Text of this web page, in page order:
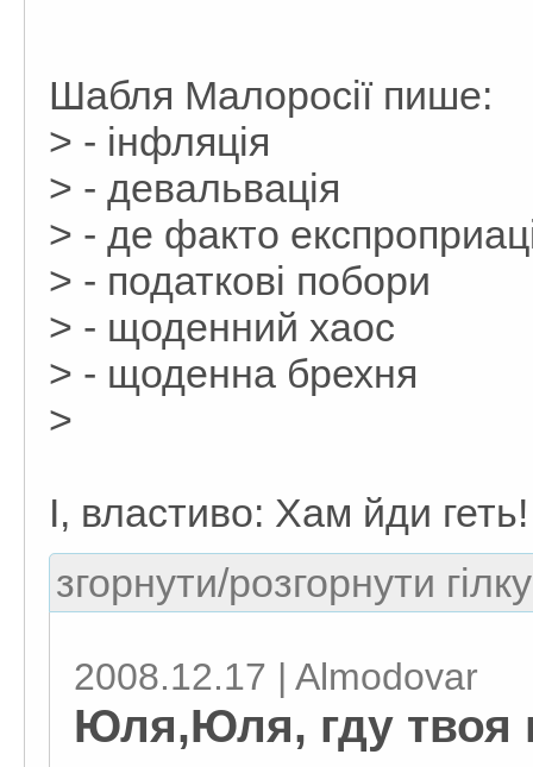
Шабля Малоросії пише:
> - інфляція
> - девальвація
> - де факто
> - податкові побори
> - щоденний хаос
> - щоденна брехня
>
І, властиво: Хам йди геть!
згорнути/розгорнути
2008.12.17 | Almodovar
Юля,Юля, гду твоя